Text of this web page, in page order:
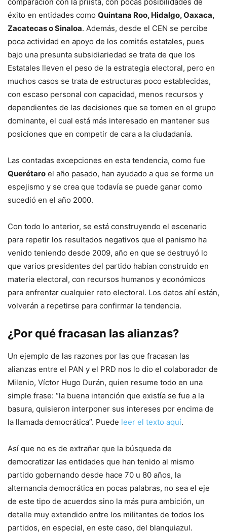
éxito en entidades como Quintana Roo, Hidalgo, Oaxaca,
Zacatecas o Sinaloa. Además, desde el CEN se percibe
poca actividad en apoyo de los comités estatales, pues
bajo una presunta subsidiariedad se trata de que los
Estatales lleven el peso de la estrategia electoral, pero en
muchos casos se trata de estructuras poco establecidas,
con escaso personal con capacidad, menos recursos y
dependientes de las decisiones que se tomen en el grupo
dominante, el cual está más interesado en mantener sus
posiciones que en competir de cara a la ciudadanía.
Las contadas excepciones en esta tendencia, como fue
Querétaro el año pasado, han ayudado a que se forme un
espejismo y se crea que todavía se puede ganar como
sucedió en el año 2000.
Con todo lo anterior, se está construyendo el escenario
para repetir los resultados negativos que el panismo ha
venido teniendo desde 2009, año en que se destruyó lo
que varios presidentes del partido habían construido en
materia electoral, con recursos humanos y económicos
para enfrentar cualquier reto electoral. Los datos ahí están,
volverán a repetirse para confirmar la tendencia.
¿Por qué fracasan las alianzas?
Un ejemplo de las razones por las que fracasan las
alianzas entre el PAN y el PRD nos lo dio el colaborador de
Milenio, Víctor Hugo Durán, quien resume todo en una
simple frase: “la buena intención que existía se fue a la
basura, quisieron interponer sus intereses por encima de
la llamada democrática”. Puede leer el texto aquí.
Así que no es de extrañar que la búsqueda de
democratizar las entidades que han tenido al mismo
partido gobernando desde hace 70 u 80 años, la
alternancia democrática en pocas palabras, no sea el eje
de este tipo de acuerdos sino la más pura ambición, un
detalle muy extendido entre los militantes de todos los
partidos, en especial, en este caso, del blanquiazul.